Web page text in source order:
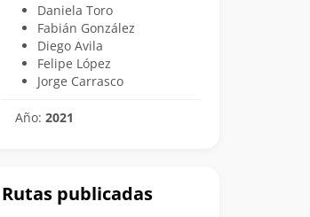
Daniela Toro
Fabián González
Diego Avila
Felipe López
Jorge Carrasco
Año: 2021
Rutas publicadas